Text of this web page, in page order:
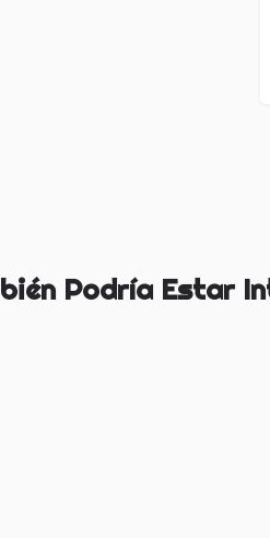
Podría Estar